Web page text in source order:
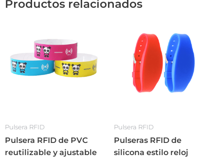
Productos relacionados
Pulsera RFID
Pulsera RFID de PVC
reutilizable y ajustable
Pulsera RFID
Pulseras RFID de
silicona estilo reloj